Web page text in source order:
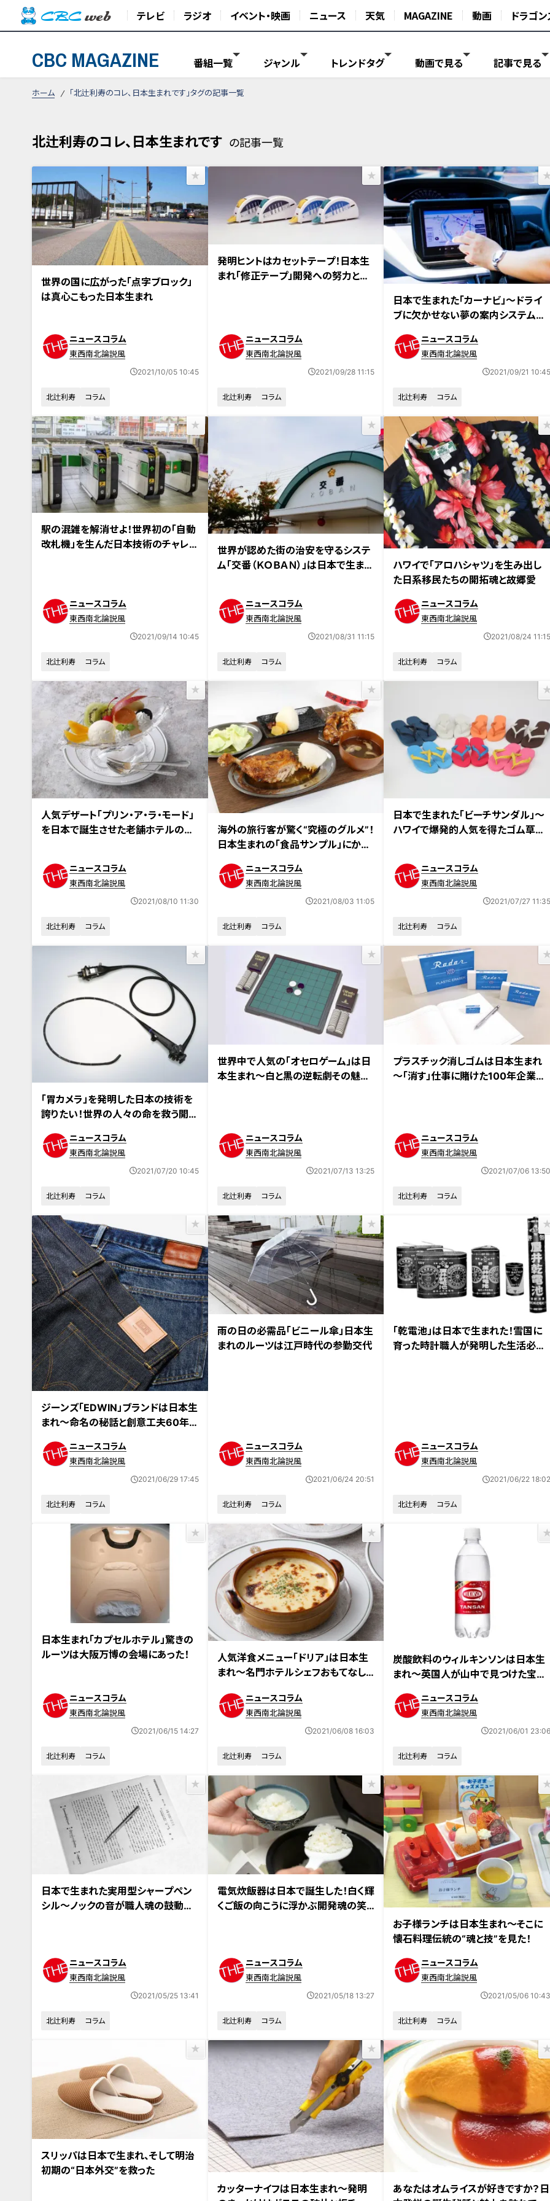
テレビ ラジオ イベント・映画 ニュース 天気 MAGAZINE 動画 ドラゴン
CBC MAGAZINE 番組一覧 ジャンル トレンドタグ 動画で見る 記事で見る
ホーム 「北辻利寿のコレ、日本生まれです」タグの記事一覧
北辻利寿のコレ、日本生まれです の記事一覧
世界の国に広がった「点字ブロック」
は真心こもった日本生まれ
ニュースコラム
東西南北論説風
2021/10/05 10:45
北辻利寿 コラム
発明ヒントはカセットテープ！日本生
まれ「修正テープ」開発への努力と心
ニュースコラム
東西南北論説風
2021/09/28 11:15
北辻利寿 コラム
日本で生まれた「カーナビ」～ドライ
ブに欠かせない夢の案内システム誕
ニュースコラム
東西南北論説風
2021/09/21 10:45
北辻利寿 コラム
駅の混雑を解消せよ！世界初の「自動
改札機」を生んだ日本技術のチャレン
ニュースコラム
東西南北論説風
2021/09/14 10:45
北辻利寿 コラム
世界が認めた街の治安を守るシステ
ム「交番（ＫＯＢＡＮ）」は日本で生まれ
ニュースコラム
東西南北論説風
2021/08/31 11:15
北辻利寿 コラム
ハワイで「アロハシャツ」を生み出し
た日系移民たちの開拓魂と故郷愛
ニュースコラム
東西南北論説風
2021/08/24 11:15
北辻利寿 コラム
人気デザート「プリン・ア・ラ・モード」
を日本で誕生させた老舗ホテルの真
ニュースコラム
東西南北論説風
2021/08/10 11:30
北辻利寿 コラム
海外の旅行客が驚く“究極のグルメ”！
日本生まれの「食品サンプル」にかけ
ニュースコラム
東西南北論説風
2021/08/03 11:05
北辻利寿 コラム
日本で生まれた「ビーチサンダル」～
ハワイで爆発的人気を得たゴム草履
ニュースコラム
東西南北論説風
2021/07/27 11:35
北辻利寿 コラム
「胃カメラ」を発明した日本の技術を
誇りたい！世界の人々の命を救う開発
ニュースコラム
東西南北論説風
2021/07/20 10:45
北辻利寿 コラム
世界中で人気の「オセロゲーム」は日
本生まれ～白と黒の逆転劇その魅力
ニュースコラム
東西南北論説風
2021/07/13 13:25
北辻利寿 コラム
プラスチック消しゴムは日本生まれ
～「消す」仕事に賭けた100年企業の
ニュースコラム
東西南北論説風
2021/07/06 13:50
北辻利寿 コラム
ジーンズ「EDWIN」ブランドは日本生
まれ～命名の秘話と創意工夫60年
ニュースコラム
東西南北論説風
2021/06/29 17:45
北辻利寿 コラム
雨の日の必需品「ビニール傘」日本生
まれのルーツは江戸時代の参勤交代
ニュースコラム
東西南北論説風
2021/06/24 20:51
北辻利寿 コラム
「乾電池」は日本で生まれた！雪国に
育った時計職人が発明した生活必需
ニュースコラム
東西南北論説風
2021/06/22 18:02
北辻利寿 コラム
日本生まれ「カプセルホテル」驚きの
ルーツは大阪万博の会場にあった！
ニュースコラム
東西南北論説風
2021/06/15 14:27
北辻利寿 コラム
人気洋食メニュー「ドリア」は日本生
まれ～名門ホテルシェフおもてなし
ニュースコラム
東西南北論説風
2021/06/08 16:03
北辻利寿 コラム
炭酸飲料のウィルキンソンは日本生
まれ～英国人が山中で見つけた宝の
ニュースコラム
東西南北論説風
2021/06/01 23:06
北辻利寿 コラム
日本で生まれた実用型シャープペン
シル～ノックの音が職人魂の鼓動の
ニュースコラム
東西南北論説風
2021/05/25 13:41
北辻利寿 コラム
電気炊飯器は日本で誕生した！白く輝
くご飯の向こうに浮かぶ開発魂の笑
ニュースコラム
東西南北論説風
2021/05/18 13:27
北辻利寿 コラム
お子様ランチは日本生まれ～そこに
懐石料理伝統の“魂と技”を見た！
ニュースコラム
東西南北論説風
2021/05/06 10:43
北辻利寿 コラム
スリッパは日本で生まれ、そして明治
初期の“日本外交”を救った
カッターナイフは日本生まれ～発明
あなたはオムライスが好きですか？日